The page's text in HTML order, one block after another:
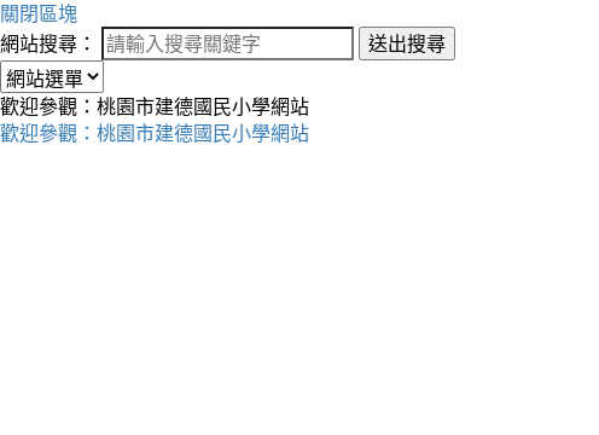
關閉區塊
網站搜尋：
送出搜尋
歡迎參觀：桃園市建德國民小學網站
歡迎參觀：桃園市建德國民小學網站